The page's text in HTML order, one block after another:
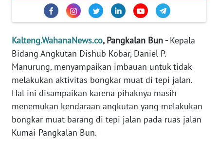
Kalteng.WahanaNews.co, Pangkalan Bun -Kepala
Bidang Angkutan Dishub Kobar, Daniel P.
Manurung, menyampaikan imbauan untuk tidak
melakukan aktivitas bongkar muat di tepi jalan.
Hal ini disampaikan karena pihaknya masih
menemukan kendaraan angkutan yang melakukan
bongkar muat barang di tepi jalan pada ruas jalan
Kumai-Pangkalan Bun.
PEDOMAN
MEDIA
REDAKSI
KARIR
DISCLAIMER
Wahana